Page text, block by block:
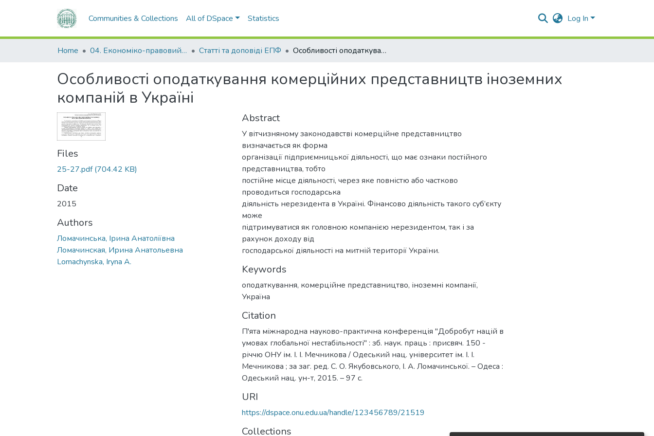
Communities & Collections All of DSpace Statistics Log In
Home 04. Економіко-правовий факультет Статті та доповіді ЕПФ Особливості оподаткування комерційних представництв іноземних компаній в Україні
Особливості оподаткування комерційних представництв іноземних
компаній в Україні
Files
25-27.pdf(704.42 KB)
Date
2015
Authors
Ломачинська, Ірина Анатоліївна
Ломачинская, Ирина Анатольевна
Lomachynska, Iryna A.
Abstract
У вітчизняному законодавстві комерційне представництво
визначається як форма
організації підприємницької діяльності, що має ознаки постійного
представництва, тобто
постійне місце діяльності, через яке повністю або частково
проводиться господарська
діяльність нерезидента в Україні. Фінансово діяльність такого суб’єкту
може
підтримуватися як головною компанією нерезидентом, так і за
рахунок доходу від
господарської діяльності на митній території України.
Keywords
оподаткування, комерційне представництво, іноземні компанії,
Україна
Citation
П'ята міжнародна науково-практична конференція "Добробут націй в
умовах глобальної нестабільності" : зб. наук. праць : присвяч. 150 -
річчю ОНУ ім. І. І. Мечникова / Одеський нац. університет ім. І. І.
Мечникова ; за заг. ред. С. О. Якубовського, І. А. Ломачинської. – Одеса :
Одеський нац. ун-т, 2015. – 97 с.
URI
https://dspace.onu.edu.ua/handle/123456789/21519
Collections